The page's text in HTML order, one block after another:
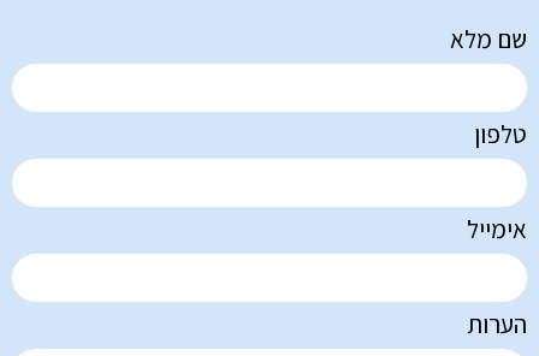
שם מלא
טלפון
אימייל
הערות